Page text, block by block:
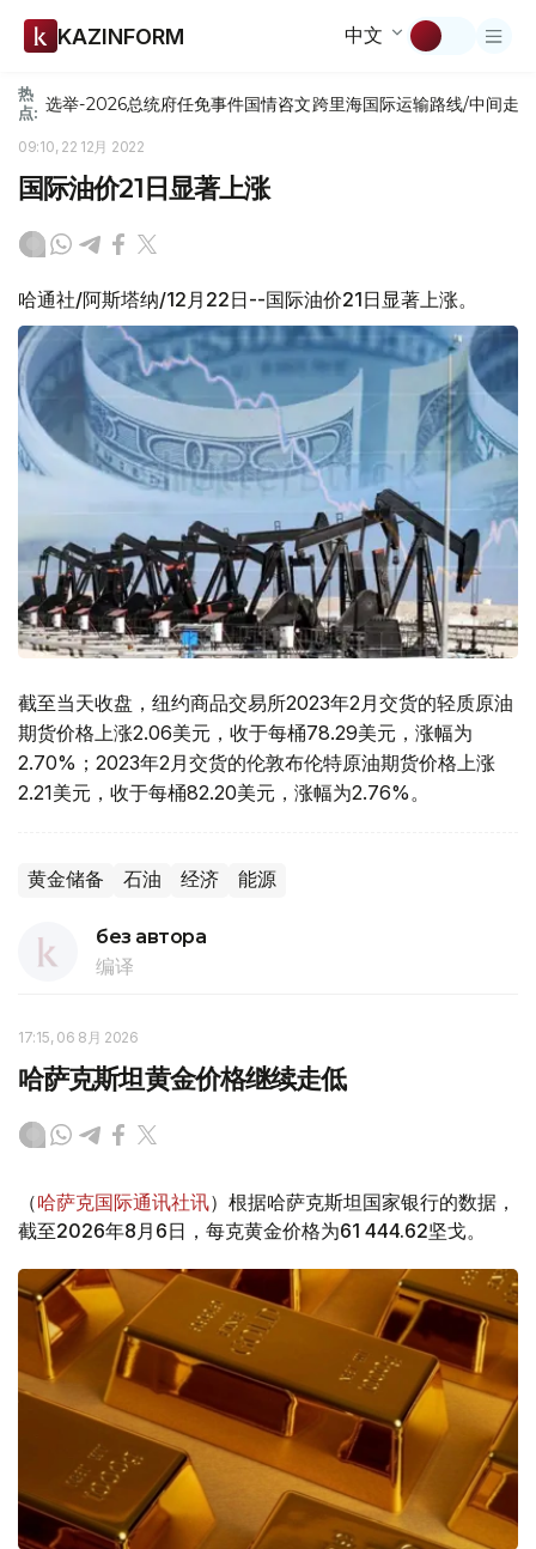
KAZINFORM 中文
热
点: 选举-2026总统府任免事件国情咨文跨里海国际运输路线/中间走廊
09:10, 22 12月 2022
国际油价21日显著上涨
哈通社/阿斯塔纳/12月22日--国际油价21日显著上涨。
截至当天收盘，纽约商品交易所2023年2月交货的轻质原油
期货价格上涨2.06美元，收于每桶78.29美元，涨幅为
2.70%；2023年2月交货的伦敦布伦特原油期货价格上涨
2.21美元，收于每桶82.20美元，涨幅为2.76%。
黄金储备 石油 经济 能源
без автора
编译
17:15, 06 8月 2026
哈萨克斯坦黄金价格继续走低
（哈萨克国际通讯社讯）根据哈萨克斯坦国家银行的数据，
截至2026年8月6日，每克黄金价格为61 444.62坚戈。